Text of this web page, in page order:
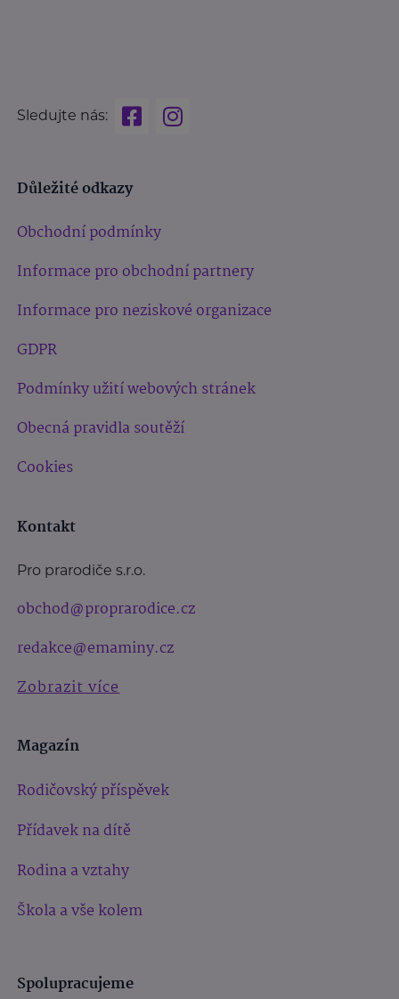
Sledujte nás:
Důležité odkazy
Obchodní podmínky
Informace pro obchodní partnery
Informace pro neziskové organizace
GDPR
Podmínky užití webových stránek
Obecná pravidla soutěží
Cookies
Kontakt
Pro prarodiče s.r.o.
obchod@proprarodice.cz
redakce@emaminy.cz
Zobrazit více
Magazín
Rodičovský příspěvek
Přídavek na dítě
Rodina a vztahy
Škola a vše kolem
Spolupracujeme